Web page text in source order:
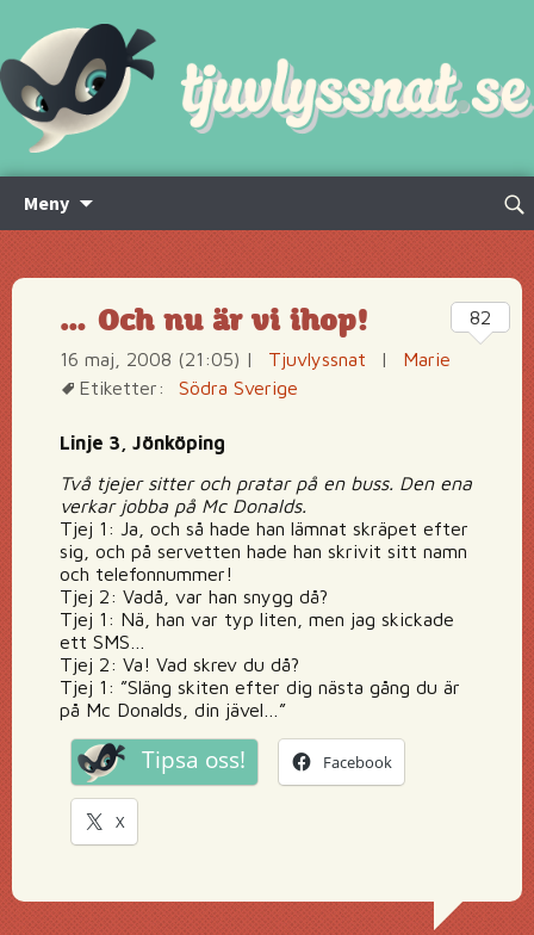
Meny
innehåll
Sök
… Och nu är vi ihop!
16 maj, 2008 (21:05) | Tjuvlyssnat |
Marie
Etiketter:
Södra Sverige
Linje 3, Jönköping
Två tjejer sitter och pratar på en buss. Den ena
verkar jobba på Mc Donalds.
Tjej 1: Ja, och så hade han lämnat skräpet efter
sig, och på servetten hade han skrivit sitt namn
och telefonnummer!
Tjej 2: Vadå, var han snygg då?
Tjej 1: Nä, han var typ liten, men jag skickade
ett SMS…
Tjej 2: Va! Vad skrev du då?
Tjej 1: ”Släng skiten efter dig nästa gång du är
på Mc Donalds, din jävel…”
Tipsa oss! Facebook
X
82